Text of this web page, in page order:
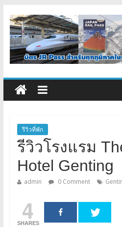
รีวิวที่พัก
รีวิวโรงแรม
Hotel Genting
admin 0 Comment
4
SHARES